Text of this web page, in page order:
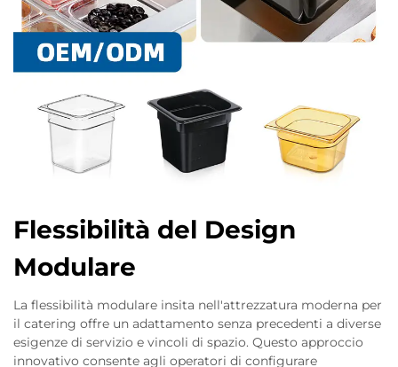
Flessibilità del Design
Modulare
La flessibilità modulare insita nell'attrezzatura moderna per
il catering offre un adattamento senza precedenti a diverse
esigenze di servizio e vincoli di spazio. Questo approccio
innovativo consente agli operatori di configurare